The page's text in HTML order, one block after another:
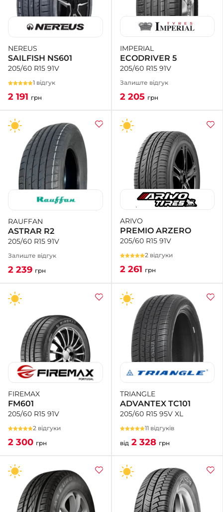
NEREUS
SAILFISH NS601
205/60 R15 91V
1 відгук
2 191 грн
IMPERIAL
ECODRIVER 5
205/60 R15 91V
Залиште відгук
2 205 грн
RAUFFAN
ASTRAR R2
205/60 R15 91V
Залиште відгук
2 239 грн
ARIVO
PREMIO ARZERO
205/60 R15 91V
2 відгуки
2 261 грн
FIREMAX
FM601
205/60 R15 91V
2 відгуки
2 300 грн
TRIANGLE
ADVANTEX TC101
205/60 R15 95V XL
11 відгуків
від 2 328 грн